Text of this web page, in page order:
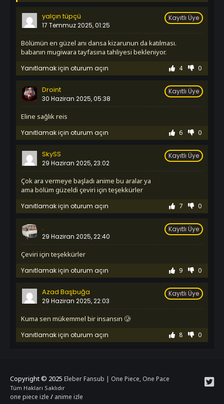
İzledim
İzledim
1. Sezon 1100. Bölüm
İzledim
1. Sezon 1101. Bölüm
İzledim
1. Sezon 1102. Bölüm
İzledim
1. Sezon 1103. Bölüm
İzledim
1. Sezon 1104. Bölüm
İzledim
1. Sezon 1105. Bölüm
İzledim
1. Sezon 1106. Bölüm
İzledim
1. Sezon 1107. Bölüm
İzledim
İzledim
1. Sezon 1109. Bölüm
İzledim
1. Sezon 1110. Bölüm
İzledim
1. Sezon 1111. Bölüm
İzledim
1. Sezon 1112. Bölüm
1. Sezon 1113. Bölüm
İzledim
1. Sezon 1114. Bölüm
İzledim
1. Sezon 1115. Bölüm
İzledim
1. Sezon 1116. Bölüm
İzledim
1. Sezon 1119. Bölüm
yalçın tüpçü
Kayıtlı Üye
17 Temmuz 2025, 01:25
bölümün en güzel anı dansa kizarunun da katılması.
babanın mugiwara tayfasına tahliyesi bekleniyor.
4 0
Yanıtlamak için oturum açın
Droint
Kayıtlı Üye
30 Haziran 2025, 05:38
eline sağlık reis
6 0
Yanıtlamak için oturum açın
SkySS
Kayıtlı Üye
29 Haziran 2025, 23:02
Çok ara vermeye başladı anime bu aralar ya
ama bölüm güzeldi çeviri için teşekkürler
7 0
Yanıtlamak için oturum açın
.
Kayıtlı Üye
29 Haziran 2025, 22:40
Çeviri için teşekkürler
9 0
Yanıtlamak için oturum açın
Azad Başbuğa
Kayıtlı Üye
29 Haziran 2025, 22:03
Kuma sen mükemmel bir insansın 🥲
8 0
Yanıtlamak için oturum açın
Copyright © 2025 Eleber Fansub | One Piece, One Pace
Tüm Hakları Saklıdır
one piece izle / anime izle